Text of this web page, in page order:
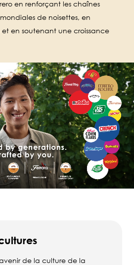
en renforçant les chaînes
de noisettes, en
en soutenant une croissance
de la culture de la